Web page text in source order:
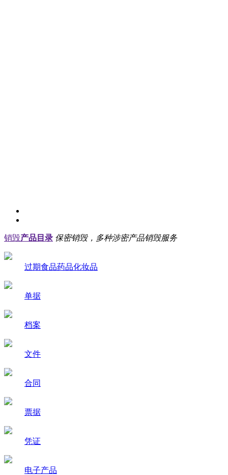
销毁产品目录 保密销毁，多种涉密产品销毁服务
过期食品药品化妆品
单据
档案
文件
合同
票据
凭证
电子产品